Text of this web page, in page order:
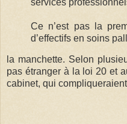
Ce n’est pas la
d’effectifs en soins
la manchette. Selon
pas étranger à la loi 20 et
cabinet, qui